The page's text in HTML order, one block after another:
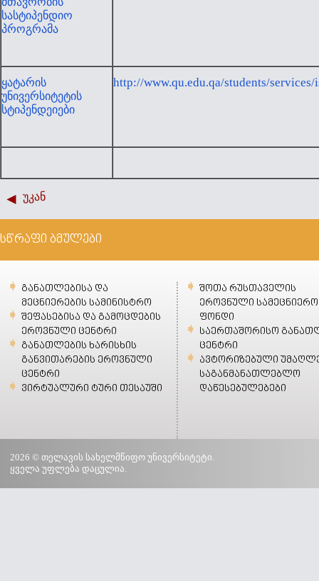
სასტიპენდიო
პროგრამა
ყატარის
უნივერსიტეტის
სტიპენდეიები
http://www.qu.edu.qa/students/
უკან
სწრაფი ბმულები
განათლებისა და
მეცნიერების სამინისტრო
შეფასებისა და გამოცდების
ეროვნული ცენტრი
განათლების ხარისხის
განვითარების ეროვნული
ცენტრი
ვირტუალური ტური თესაუში
შოთა რუსთაველის
ეროვნული სამეცნიერო
ფონდი
საერთაშორისო
ცენტრი
ავტორიზებული
საგანმანათლებლო
დაწესებულებები
2026 © თელავის სახელმწიფო უნივერსიტეტი.
ყველა უფლება დაცულია.